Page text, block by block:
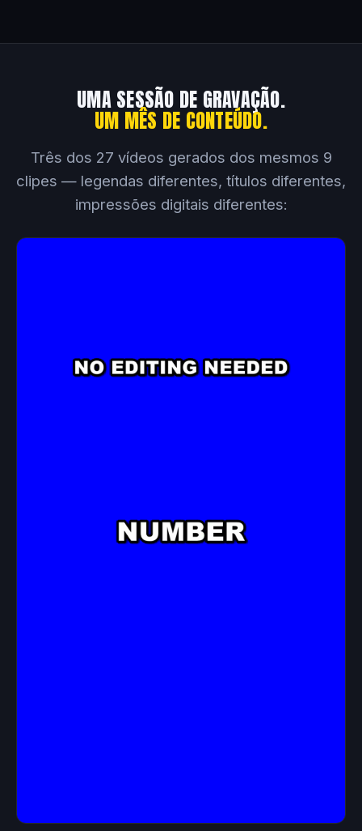
UMA SESSÃO DE GRAVAÇÃO.
UM MÊS DE CONTEÚDO.
Três dos 27 vídeos gerados dos mesmos 9
clipes — legendas diferentes, títulos diferentes,
impressões digitais diferentes: